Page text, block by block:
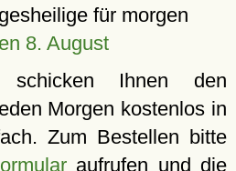
für morgen
8. August
Ihnen den
Morgen kostenlos in
Zum Bestellen bitte
aufrufen und die